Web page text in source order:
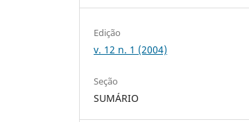
Edição
v. 12 n. 1 (2004)
Seção
SUMÁRIO